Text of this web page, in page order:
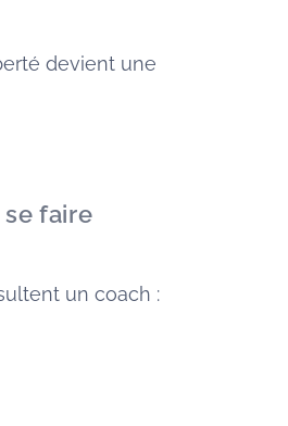
devient une
faire
un coach :